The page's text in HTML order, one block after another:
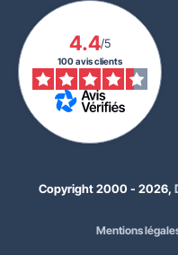
4.4/5
100 avis clients
Copyright 2000 - 2026,
Mentions